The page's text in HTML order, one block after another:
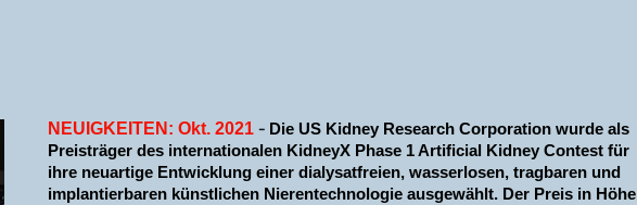
NEUIGKEITEN: Okt. 2021 - Die US Kidney Research Corporation wurde als
Preisträger des internationalen KidneyX Phase 1 Artificial Kidney Contest für
ihre neuartige Entwicklung einer dialysatfreien, wasserlosen, tragbaren und
implantierbaren künstlichen Nierentechnologie ausgewählt. Der Preis in Höhe